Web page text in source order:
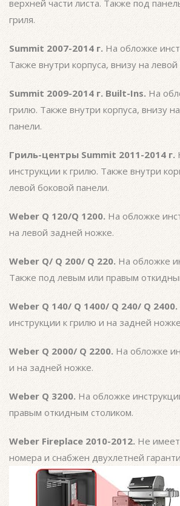
верхней части листа. Также под
гриля.
Summit 2007-2014 г. На обложке
Также внутри корпуса, внизу на
Summit 2009-2014 г. Built-Ins. На
грилю. Также внутри корпуса, внизу
панели.
Гриль-центры Summit 2011-2014 г.
инструкции к грилю. Также внутри
левой боковой панели.
Weber Q 120/Q 1200. На обложке
на левой задней ножке.
Weber Q/ Q 200/ Q 220. На обложке
Также под левым или правым
Weber Q 140/ Q 1400/ Q 240/ Q 2400.
инструкции к грилю и на задней
Weber Q 2000/ Q 2200. На обложке
и на задней ножке.
Weber Q 3200. На обложке
правым откидным столиком.
Weber Fireplace 2010-2012. Не
номера и снабжен двухлетней